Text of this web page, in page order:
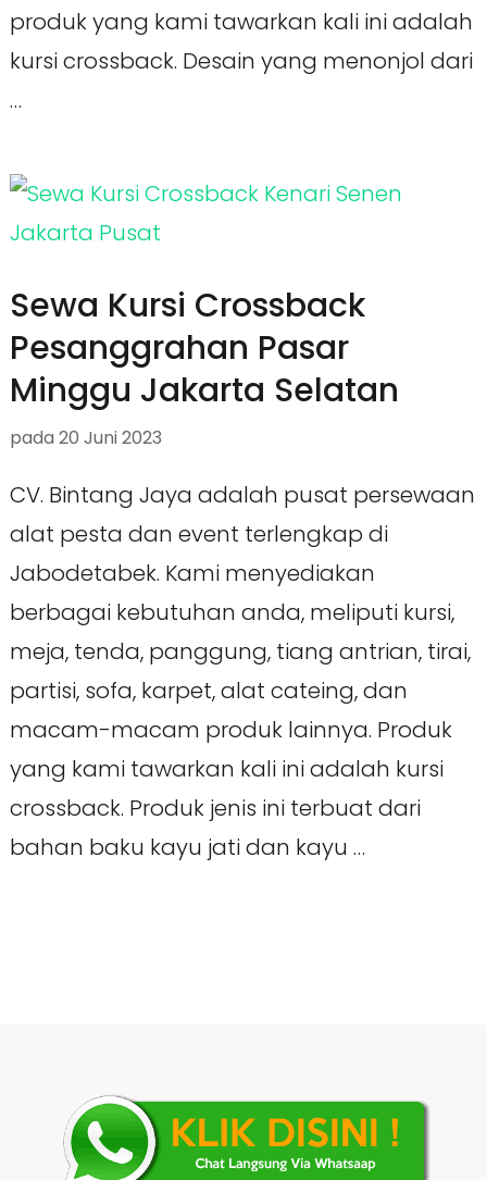
produk yang kami tawarkan kali ini adalah
kursi crossback. Desain yang menonjol dari
…
Sewa Kursi Crossback
Pesanggrahan Pasar
Minggu Jakarta Selatan
pada 20 Juni 2023
CV. Bintang Jaya adalah pusat persewaan
alat pesta dan event terlengkap di
Jabodetabek. Kami menyediakan
berbagai kebutuhan anda, meliputi kursi,
meja, tenda, panggung, tiang antrian, tirai,
partisi, sofa, karpet, alat cateing, dan
macam-macam produk lainnya. Produk
yang kami tawarkan kali ini adalah kursi
crossback. Produk jenis ini terbuat dari
bahan baku kayu jati dan kayu …